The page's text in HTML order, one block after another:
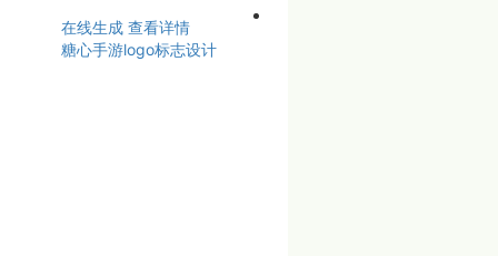
在线生成 查看详情
糖心手游logo标志设计